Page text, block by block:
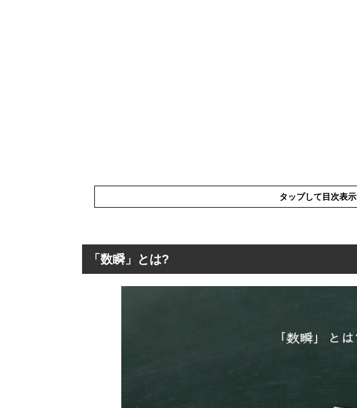
タップして目次表示
「数瞬」の表現の使い方
「数瞬」を使った例文と意味を解釈
「数瞬」とは?